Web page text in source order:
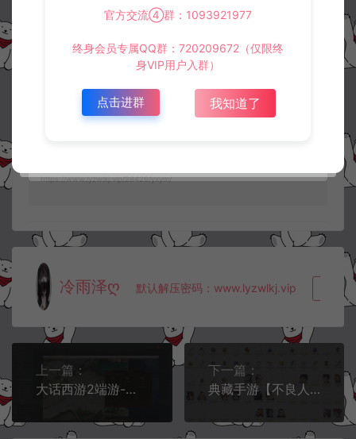
©版权免责声明
若您需要商业运营或用于其他商业活动，请您购买正版授权并合法
如果本站有侵犯、不妥之处的资源，请在网站右边客服联系我们。
将会第一时间解决！
本站提供的所有资源仅供参考学习使用，不存在任何商业目的与商
业用途，请大家不要用于商用！
https://www.lyzwlkj.vip/28429/yxym/
冷雨泽ღ 默认解压密码：www.lyzwlkj.vip 复
上一篇：
大话西游2端游-物集5族红木-全套源码
下一篇：
典藏手游【不良人】全套源码
官方交流④群：1093921977
终身会员专属QQ群：720209672（仅限终
身VIP用户入群）
点击进群 我知道了